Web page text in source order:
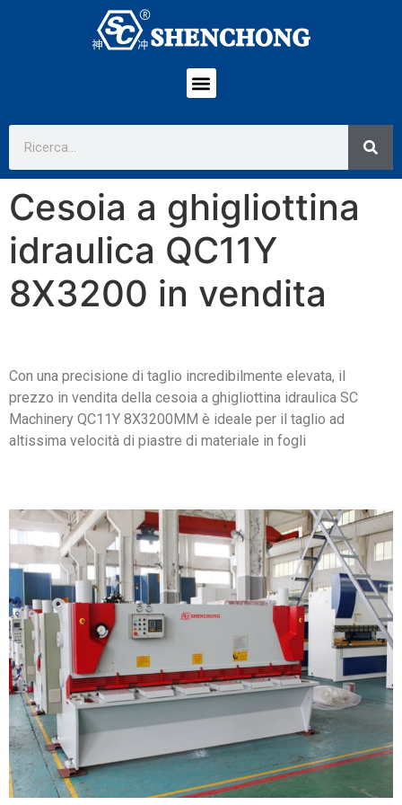
Cesoia a ghigliottina
idraulica QC11Y
8X3200 in vendita
Con una precisione di taglio incredibilmente elevata, il
prezzo in vendita della cesoia a ghigliottina idraulica SC
Machinery QC11Y 8X3200MM è ideale per il taglio ad
altissima velocità di piastre di materiale in fogli